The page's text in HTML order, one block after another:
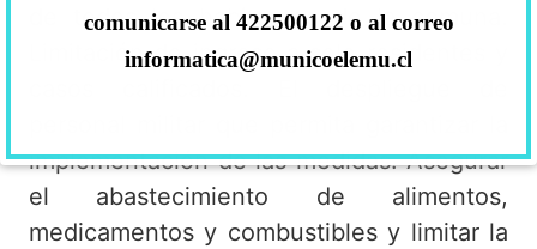
de todos los habitantes de la comuna.
Limitación de ingreso a solo residentes y
implementación de las medidas. Asegurar
el abastecimiento de alimentos,
medicamentos y combustibles y limitar la
comunicarse al 422500122 o al correo
informatica@municoelemu.cl